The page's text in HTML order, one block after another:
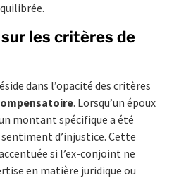
les critères de
dans l’opacité des critères
. Lorsqu’un époux
montant spécifique a été
d’injustice. Cette
si l’ex-conjoint ne
en matière juridique ou